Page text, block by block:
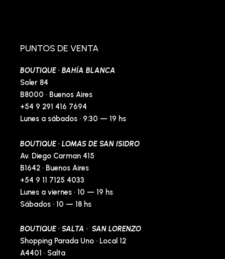
o
k
f
PUNTOS DE VENTA
BOUTIQUE · BAHÍA BLANCA
Soler 84
B8000 · Buenos Aires
+54 9 291 416 7694
Lunes a sábados · 9:30 — 19 hs
BOUTIQUE · LOMAS DE SAN ISIDRO
Av. Diego Carman 415
B1642 · Buenos Aires
+54 9 11 7125 4033
Lunes a viernes · 10 — 19 hs
Sábados · 10 — 18 hs
BOUTIQUE · SALTA · SAN LORENZO
Shopping Parada Uno · Local 12
A4401 · Salta